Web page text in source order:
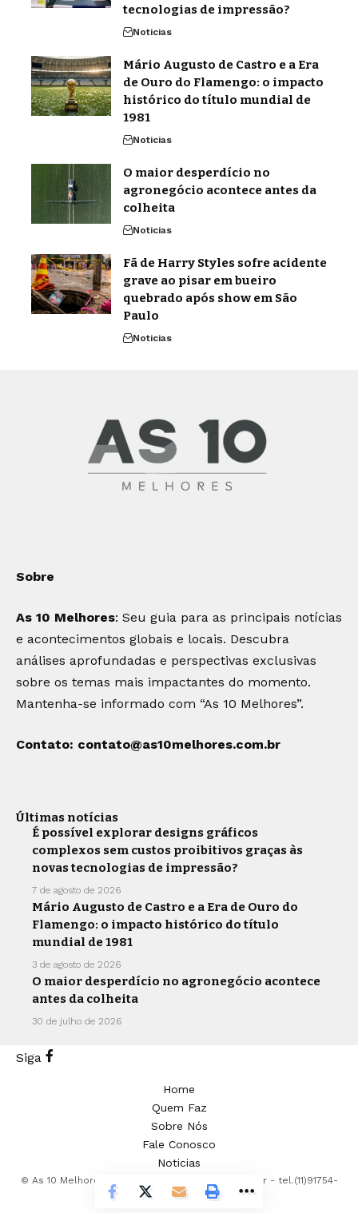
tecnologias de impressão?
Noticias
Mário Augusto de Castro e a Era
de Ouro do Flamengo: o impacto
histórico do título mundial de
1981
Noticias
O maior desperdício no
agronegócio acontece antes da
colheita
Noticias
Fã de Harry Styles sofre acidente
grave ao pisar em bueiro
quebrado após show em São
Paulo
Noticias
Sobre
As 10 Melhores: Seu guia para as principais notícias
e acontecimentos globais e locais. Descubra
análises aprofundadas e perspectivas exclusivas
sobre os temas mais impactantes do momento.
Mantenha-se informado com “As 10 Melhores”.
Contato: contato@as10melhores.com.br
Últimas notícias
É possível explorar designs gráficos
complexos sem custos proibitivos graças às
novas tecnologias de impressão?
7 de agosto de 2026
Mário Augusto de Castro e a Era de Ouro do
Flamengo: o impacto histórico do título
mundial de 1981
3 de agosto de 2026
O maior desperdício no agronegócio acontece
antes da colheita
30 de julho de 2026
Siga
© As 10 Melhores - contato@as10melhores.com.br- tel.(11)91754-
6532
Home
Quem Faz
Sobre Nós
Fale Conosco
Noticias